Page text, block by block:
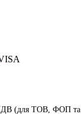
ПДВ (для ТОВ, ФОП та